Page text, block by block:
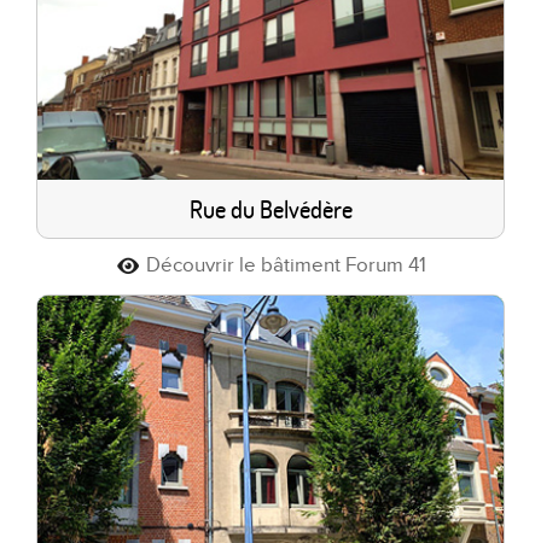
Rue du Belvédère
Découvrir le bâtiment Forum 41